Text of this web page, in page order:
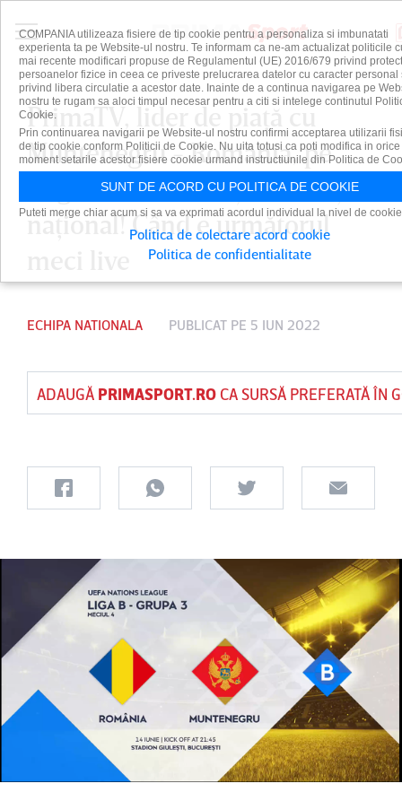
PrimaTV, lider de piaţă cu
Muntenegru - România, pe
targetul 18+, bărbaţi, urban şi
naţional! Când e următorul
ECHIPA NATIONALA PUBLICAT PE 5 IUN 2022
ADAUGĂ PRIMASPORT.ROCA SURSĂ PREFERATĂ ÎN
COMPANIA utilizeaza fisiere de tip cookie pentru a personaliza si imbunatati
experienta ta pe Website-ul nostru. Te informam ca ne-am actualizat politicile
mai recente modificari propuse de Regulamentul (UE) 2016/679 privind
persoanelor fizice in ceea ce priveste prelucrarea datelor cu caracter personal
privind libera circulatie a acestor date. Inainte de a continua navigarea pe
nostru te rugam sa aloci timpul necesar pentru a citi si intelege continutul
Cookie.
Prin continuarea navigarii pe Website-ul nostru confirmi acceptarea utilizarii
de tip cookie conform Politicii de Cookie. Nu uita totusi ca poti modifica in orice
moment setarile acestor fisiere cookie urmand instructiunile din Politica de
SUNT DE ACORD CU POLITICA DE COOKIE
Puteti merge chiar acum si sa va exprimati acordul individual la nivel de
Politica de colectare acord cookie
Politica de confidentialitate